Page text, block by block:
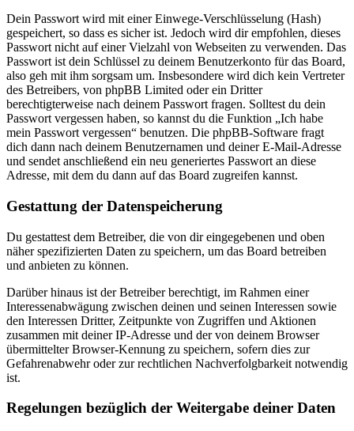
Dein Passwort wird mit einer Einwege-Verschlüsselung (Hash)
gespeichert, so dass es sicher ist. Jedoch wird dir empfohlen, dieses
Passwort nicht auf einer Vielzahl von Webseiten zu verwenden. Das
Passwort ist dein Schlüssel zu deinem Benutzerkonto für das Board,
also geh mit ihm sorgsam um. Insbesondere wird dich kein Vertreter
des Betreibers, von phpBB Limited oder ein Dritter
berechtigterweise nach deinem Passwort fragen. Solltest du dein
Passwort vergessen haben, so kannst du die Funktion „Ich habe
mein Passwort vergessen“ benutzen. Die phpBB-Software fragt
dich dann nach deinem Benutzernamen und deiner E-Mail-Adresse
und sendet anschließend ein neu generiertes Passwort an diese
Adresse, mit dem du dann auf das Board zugreifen kannst.
Gestattung der Datenspeicherung
Du gestattest dem Betreiber, die von dir eingegebenen und oben
näher spezifizierten Daten zu speichern, um das Board betreiben
und anbieten zu können.
Darüber hinaus ist der Betreiber berechtigt, im Rahmen einer
Interessenabwägung zwischen deinen und seinen Interessen sowie
den Interessen Dritter, Zeitpunkte von Zugriffen und Aktionen
zusammen mit deiner IP-Adresse und der von deinem Browser
übermittelter Browser-Kennung zu speichern, sofern dies zur
Gefahrenabwehr oder zur rechtlichen Nachverfolgbarkeit notwendig
ist.
Regelungen bezüglich der Weitergabe deiner Daten